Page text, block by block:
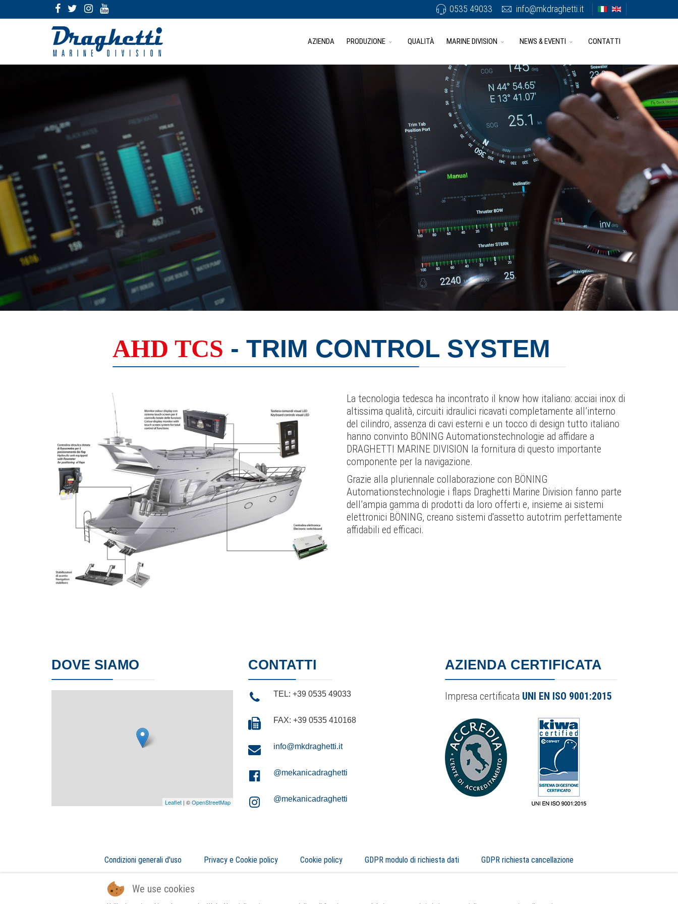
0535 49033 info@mkdraghetti.it
AZIENDA PRODUZIONE QUALITÀ MARINE DIVISION NEWS & EVENTI CONTATTI
AHD TCS - TRIM CONTROL SYSTEM
La tecnologia tedesca ha incontrato il know how italiano: acciai inox di
altissima qualità, circuiti idraulici ricavati completamente all’interno
del cilindro, assenza di cavi esterni e un tocco di design tutto italiano
hanno convinto BÖNING Automationstechnologie ad affidare a
DRAGHETTI MARINE DIVISION la fornitura di questo importante
componente per la navigazione.
Grazie alla pluriennale collaborazione con BÖNING
Automationstechnologie i flaps Draghetti Marine Division fanno parte
dell’ampia gamma di prodotti da loro offerti e, insieme ai sistemi
elettronici BÖNING, creano sistemi d'assetto autotrim perfettamente
affidabili ed efficaci.
DOVE SIAMO
Leaflet | ©OpenStreetMap
CONTATTI
TEL: +39 0535 49033
FAX: +39 0535 410168
info@mkdraghetti.it
@mekanicadraghetti
@mekanicadraghetti
AZIENDA CERTIFICATA
Impresa certificata UNI EN ISO 9001:2015
Condizioni generali d'uso Privacy e Cookie policy Cookie policy GDPR modulo di richiesta dati GDPR richiesta cancellazione
We use cookies